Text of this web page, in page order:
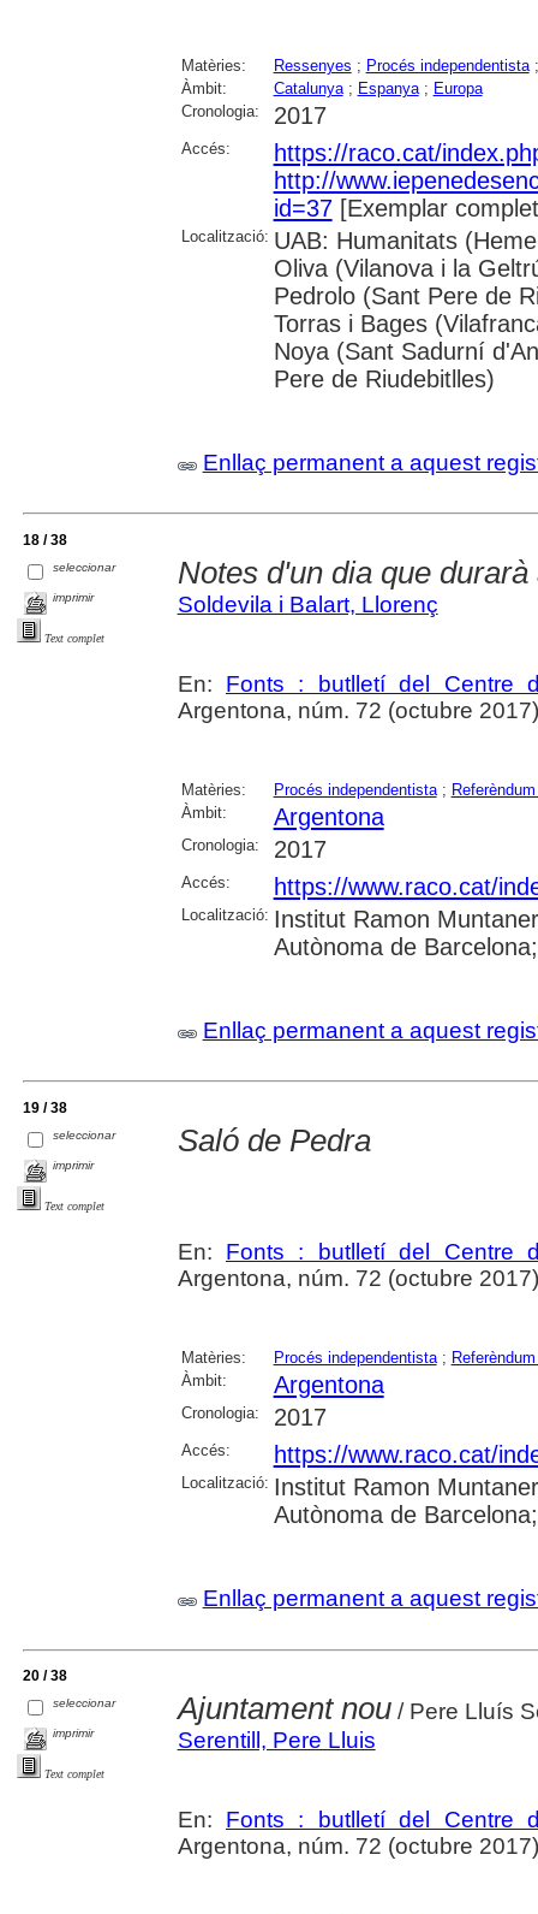
Matèries: Ressenyes ; Procés independentista
Àmbit:
Catalunya; Espanya; Europa
Cronologia:
2017
Accés:
https://raco.cat/
http://
id=37[Exemplar
Localització: UAB: Humanitats
Oliva (Vilanova i la
Pedrolo (Sant Pere de
Torras i Bages
Noya (Sant Sadurní
Pere de Riudebitlles)
Enllaç permanent a aquest
18 / 38
seleccionar
imprimir
Text complet
Notes d'un dia que durarà
Soldevila i Balart, Llorenç
En: Fonts : butlletí del Centre
Argentona, núm. 72 (octubre
Matèries: Procés independentista;
Àmbit:
Argentona
Cronologia: 2017
Accés: https://www.raco.cat/
Localització: Institut Ramon
Autònoma de
Enllaç permanent a aquest
19 / 38
seleccionar
imprimir
Text complet
Saló de Pedra
En: Fonts : butlletí del Centre
Argentona, núm. 72 (octubre
Matèries: Procés independentista;
Àmbit:
Argentona
Cronologia: 2017
Accés: https://www.raco.cat/
Localització: Institut Ramon
Autònoma de
Enllaç permanent a aquest
20 / 38
seleccionar
imprimir
Text complet
Ajuntament nou/ Pere Lluís
Serentill, Pere Lluis
En: Fonts : butlletí del Centre
Argentona, núm. 72 (octubre